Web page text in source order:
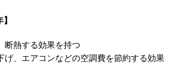
断熱する効果を持つ
げ、エアコンなどの空調費を節約する効果